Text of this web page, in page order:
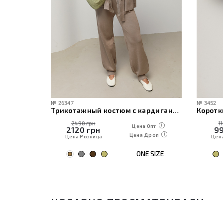
№ 26347
Трикотажный костюм с кардиганом, топом и брюками
2490 грн
2120 грн
Цена Розница
Цена Опт
Цена Дроп
ONE SIZE
№ 3452